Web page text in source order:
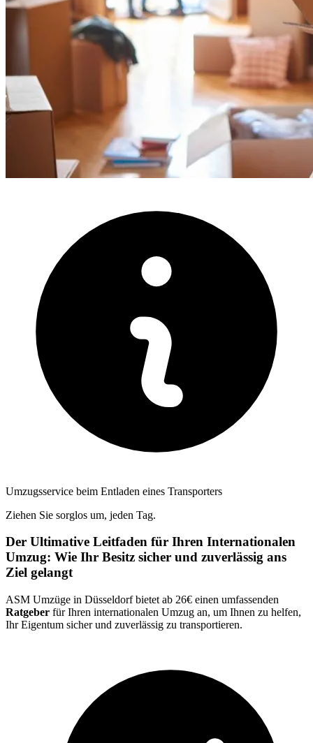
Umzugsservice beim Entladen eines Transporters
Ziehen Sie sorglos um, jeden Tag.
Der Ultimative Leitfaden für Ihren Internationalen
Umzug: Wie Ihr Besitz sicher und zuverlässig ans
Ziel gelangt
ASM Umzüge in Düsseldorf bietet ab 26€ einen umfassenden
Ratgeber für Ihren internationalen Umzug an, um Ihnen zu helfen,
Ihr Eigentum sicher und zuverlässig zu transportieren.